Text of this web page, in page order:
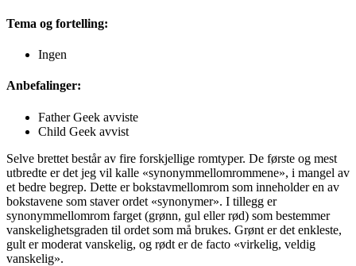
Tema og fortelling:
Ingen
Anbefalinger:
Father Geek avviste
Child Geek avvist
Selve brettet består av fire forskjellige romtyper. De første og mest
utbredte er det jeg vil kalle «synonymmellomrommene», i mangel av
et bedre begrep. Dette er bokstavmellomrom som inneholder en av
bokstavene som staver ordet «synonymer». I tillegg er
synonymmellomrom farget (grønn, gul eller rød) som bestemmer
vanskelighetsgraden til ordet som må brukes. Grønt er det enkleste,
gult er moderat vanskelig, og rødt er de facto «virkelig, veldig
vanskelig».